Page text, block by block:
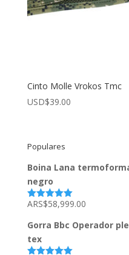
Cinto Molle Vrokos Tmc
USD$39.00
Populares
Boina Lana
negro
Valorado
5
ARS$58,999.00
Gorra Bbc Operador
tex